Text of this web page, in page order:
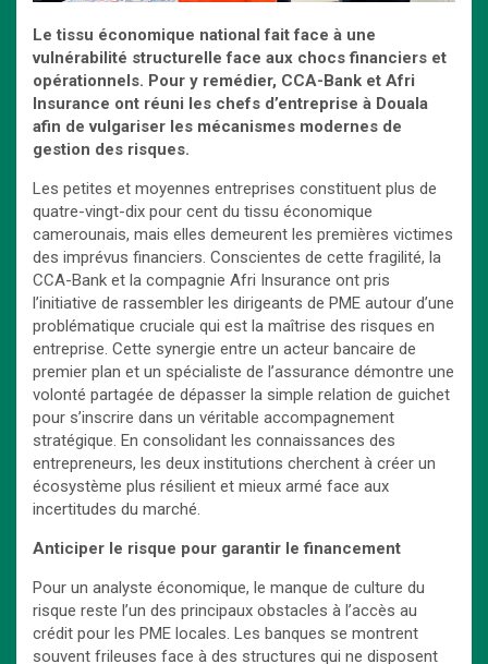
Le tissu économique national fait face à une
vulnérabilité structurelle face aux chocs financiers et
opérationnels. Pour y remédier, CCA-Bank et Afri
Insurance ont réuni les chefs d’entreprise à Douala
afin de vulgariser les mécanismes modernes de
gestion des risques.
Les petites et moyennes entreprises constituent plus de
quatre-vingt-dix pour cent du tissu économique
camerounais, mais elles demeurent les premières victimes
des imprévus financiers. Conscientes de cette fragilité, la
CCA-Bank et la compagnie Afri Insurance ont pris
l’initiative de rassembler les dirigeants de PME autour d’une
problématique cruciale qui est la maîtrise des risques en
entreprise. Cette synergie entre un acteur bancaire de
premier plan et un spécialiste de l’assurance démontre une
volonté partagée de dépasser la simple relation de guichet
pour s’inscrire dans un véritable accompagnement
stratégique. En consolidant les connaissances des
entrepreneurs, les deux institutions cherchent à créer un
écosystème plus résilient et mieux armé face aux
incertitudes du marché.
Anticiper le risque pour garantir le financement
Pour un analyste économique, le manque de culture du
risque reste l’un des principaux obstacles à l’accès au
crédit pour les PME locales. Les banques se montrent
souvent frileuses face à des structures qui ne disposent